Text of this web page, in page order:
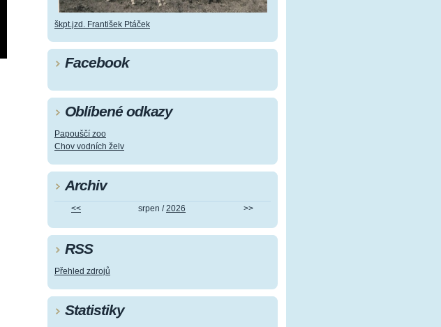
škpt.jzd. František Ptáček
Facebook
Oblíbené odkazy
Papouščí zoo
Chov vodních želv
Archiv
<< srpen /2026 >>
RSS
Přehled zdrojů
Statistiky